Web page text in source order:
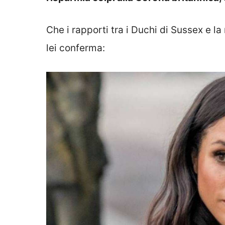
Che i rapporti tra i Duchi di Sussex e
lei conferma: